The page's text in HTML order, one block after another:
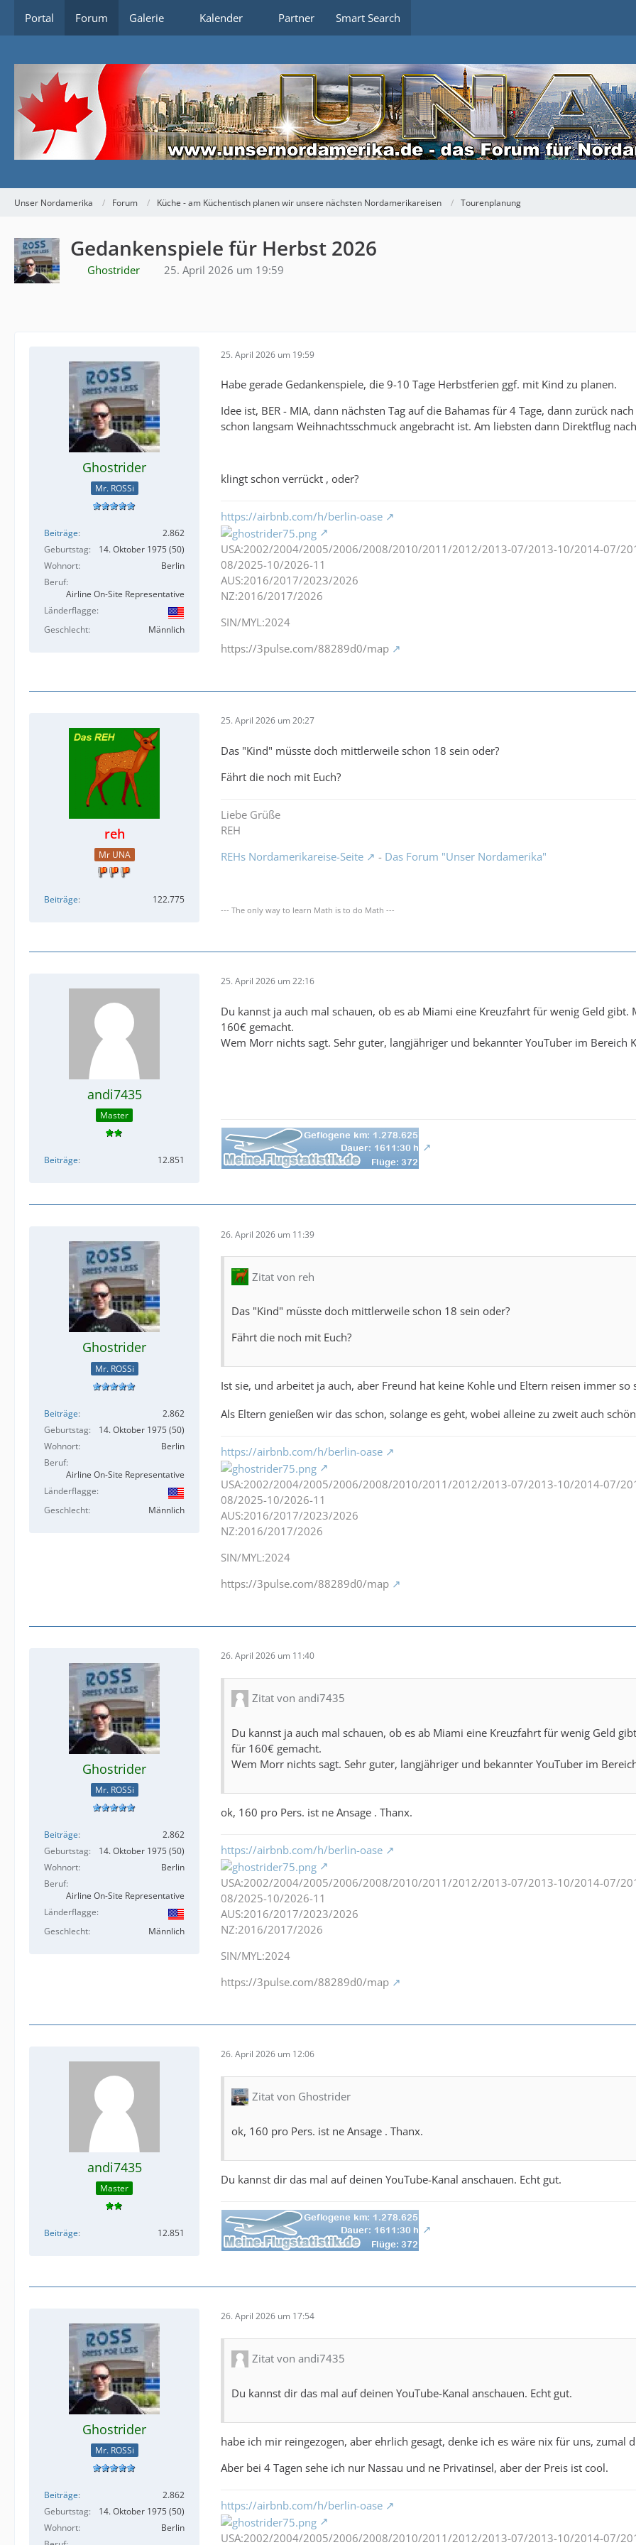
Portal Forum Galerie Kalender Partner Smart Search
Unser Nordamerika Forum Küche - am Küchentisch planen wir unsere nächsten Nordamerikareisen Tourenplanung
Gedankenspiele für Herbst 2026
Ghostrider 25. April 2026 um 19:59
Ghostrider
Mr. ROSSi
Beiträge
2.862
Geburtstag
14. Oktober 1975 (50)
Wohnort
Berlin
Beruf
Airline On-Site Representative
Länderflagge
Geschlecht
Männlich
25. April 2026 um 19:59
Habe gerade Gedankenspiele, die 9-10 Tage Herbstferien ggf. mit Kind zu planen.
Idee ist, BER - MIA, dann nächsten Tag auf die Bahamas für 4 Tage, dann zurück
schon langsam Weihnachtsschmuck angebracht ist. Am liebsten dann Direktflug
klingt schon verrückt , oder?
https://airbnb.com/h/berlin-oase
USA:2002/2004/2005/2006/2008/2010/2011/2012/2013-07/2013-10/2014-07/
08/2025-10/2026-11
AUS:2016/2017/2023/2026
NZ:2016/2017/2026
SIN/MYL:2024
https://3pulse.com/88289d0/map
reh
Mr UNA
Beiträge 122.775
25. April 2026 um 20:27
Das "Kind" müsste doch mittlerweile schon 18 sein oder?
Fährt die noch mit Euch?
Liebe Grüße
REH
REHs Nordamerikareise-Seite
- Das Forum "Unser Nordamerika"
--- The only way to learn Math is to do Math ---
andi7435
Master
Beiträge 12.851
25. April 2026 um 22:16
Du kannst ja auch mal schauen, ob es ab Miami eine Kreuzfahrt für wenig Geld
160€ gemacht.
Wem Morr nichts sagt. Sehr guter, langjähriger und bekannter YouTuber im Bereich
Ghostrider
Mr. ROSSi
Beiträge
2.862
Geburtstag
14. Oktober 1975 (50)
Wohnort
Berlin
Beruf
Airline On-Site Representative
Länderflagge
Geschlecht
Männlich
26. April 2026 um 11:39
Zitat von reh
Das "Kind" müsste doch mittlerweile schon 18 sein oder?
Fährt die noch mit Euch?
Ist sie, und arbeitet ja auch, aber Freund hat keine Kohle und Eltern reisen immer so
Als Eltern genießen wir das schon, solange es geht, wobei alleine zu zweit auch
https://airbnb.com/h/berlin-oase
USA:2002/2004/2005/2006/2008/2010/2011/2012/2013-07/2013-10/2014-07/
08/2025-10/2026-11
AUS:2016/2017/2023/2026
NZ:2016/2017/2026
SIN/MYL:2024
https://3pulse.com/88289d0/map
Ghostrider
Mr. ROSSi
Beiträge
2.862
Geburtstag
14. Oktober 1975 (50)
Wohnort
Berlin
Beruf
Airline On-Site Representative
Länderflagge
Geschlecht
Männlich
26. April 2026 um 11:40
Zitat von andi7435
Du kannst ja auch mal schauen, ob es ab Miami eine Kreuzfahrt für wenig Geld
für 160€ gemacht.
Wem Morr nichts sagt. Sehr guter, langjähriger und bekannter YouTuber im
ok, 160 pro Pers. ist ne Ansage . Thanx.
https://airbnb.com/h/berlin-oase
USA:2002/2004/2005/2006/2008/2010/2011/2012/2013-07/2013-10/2014-07/
08/2025-10/2026-11
AUS:2016/2017/2023/2026
NZ:2016/2017/2026
SIN/MYL:2024
https://3pulse.com/88289d0/map
andi7435
Master
Beiträge 12.851
26. April 2026 um 12:06
Zitat von Ghostrider
ok, 160 pro Pers. ist ne Ansage . Thanx.
Du kannst dir das mal auf deinen YouTube-Kanal anschauen. Echt gut.
Ghostrider
Mr. ROSSi
Beiträge
2.862
Geburtstag
14. Oktober 1975 (50)
Wohnort
Berlin
26. April 2026 um 17:54
Zitat von andi7435
Du kannst dir das mal auf deinen YouTube-Kanal anschauen. Echt gut.
habe ich mir reingezogen, aber ehrlich gesagt, denke ich es wäre nix für uns, zumal
Aber bei 4 Tagen sehe ich nur Nassau und ne Privatinsel, aber der Preis ist cool.
https://airbnb.com/h/berlin-oase
USA:2002/2004/2005/2006/2008/2010/2011/2012/2013-07/2013-10/2014-07/